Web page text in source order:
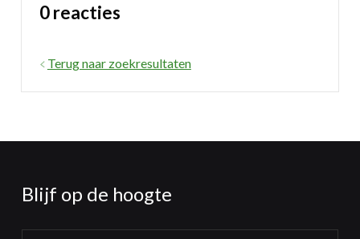
0 reacties
Terug naar zoekresultaten
Blijf op de hoogte